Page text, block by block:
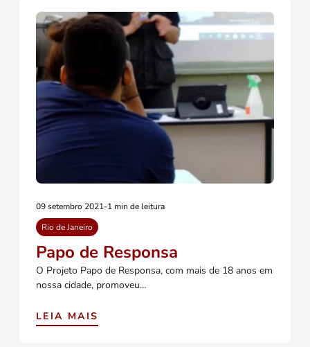
09 setembro 2021-1 min de leitura
Rio de Janeiro
Papo de Responsa
O Projeto Papo de Responsa, com mais de 18 anos em
nossa cidade, promoveu…
LEIA MAIS